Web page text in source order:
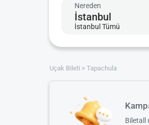
Nereden
İstanbul Tümü
Uçak Bileti Tapachula
Biletall